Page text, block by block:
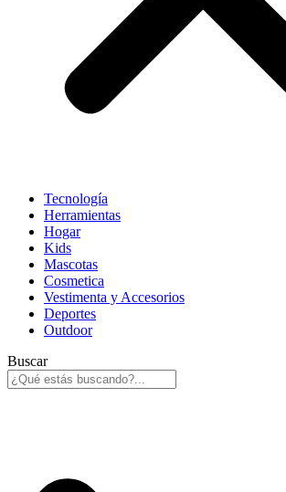
Tecnología
Herramientas
Hogar
Kids
Mascotas
Cosmetica
Vestimenta y Accesorios
Deportes
Outdoor
Buscar